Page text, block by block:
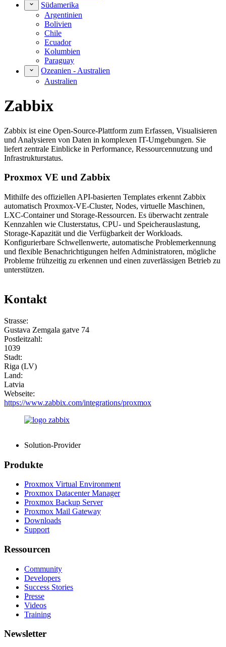
Südamerika
Argentinien
Bolivien
Chile
Ecuador
Kolumbien
Paraguay
Ozeanien - Australien
Australien
Zabbix
Zabbix ist eine Open-Source-Plattform zum Erfassen, Visualisieren
und Analysieren von Daten in komplexen IT-Umgebungen. Sie
liefert zentrale Einblicke in Performance, Ressourcennutzung und
Infrastrukturstatus.
Proxmox VE und Zabbix
Mithilfe des offiziellen API-basierten Templates erkennt Zabbix
automatisch Proxmox-VE-Cluster, Nodes, virtuelle Maschinen,
LXC-Container und Storage-Ressourcen. Es überwacht zentrale
Kennzahlen wie Clusterstatus, CPU- und Speicherauslastung,
Storage-Kapazität und die Verfügbarkeit der Workloads.
Konfigurierbare Schwellenwerte, automatische Problemerkennung
und flexible Benachrichtigungen helfen Administratoren, mögliche
Probleme frühzeitig zu erkennen und einen zuverlässigen Betrieb zu
unterstützen.
Kontakt
Strasse:
Gustava Zemgala gatve 74
Postleitzahl:
1039
Stadt:
Riga (LV)
Land:
Latvia
Webseite:
https://www.zabbix.com/integrations/proxmox
Solution-Provider
Produkte
Proxmox Virtual Environment
Proxmox Datacenter Manager
Proxmox Backup Server
Proxmox Mail Gateway
Downloads
Support
Ressourcen
Community
Developers
Success Stories
Presse
Videos
Training
Newsletter